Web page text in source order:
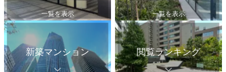
一覧を表示 一覧を表示
新築マンション 閲覧ランキング